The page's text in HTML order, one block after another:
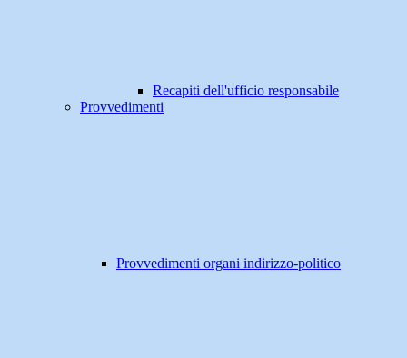
Recapiti dell'ufficio responsabile
Provvedimenti
Provvedimenti organi indirizzo-politico